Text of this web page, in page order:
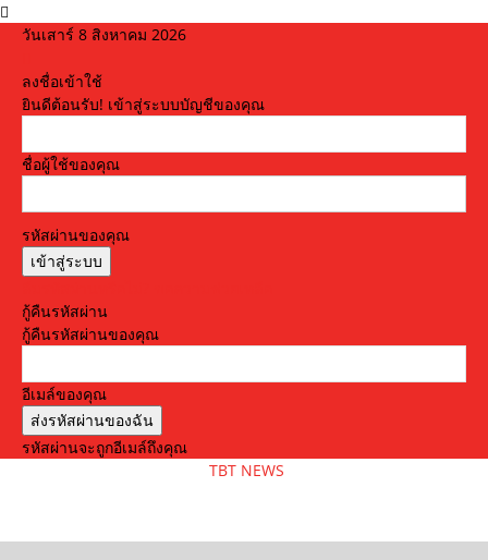
วันเสาร์ 8 สิงหาคม 2026
ลงชื่อเข้าใช้
ยินดีต้อนรับ! เข้าสู่ระบบบัญชีของคุณ
ชื่อผู้ใช้ของคุณ
รหัสผ่านของคุณ
กู้คืนรหัสผ่าน
กู้คืนรหัสผ่านของคุณ
อีเมล์ของคุณ
รหัสผ่านจะถูกอีเมล์ถึงคุณ
TBT NEWS